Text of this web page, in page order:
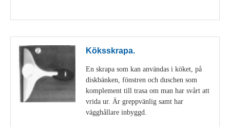
Köksskrapa.
En skrapa som kan användas i köket, på
diskbänken, fönstren och duschen som
komplement till trasa om man har svårt att
vrida ur. Är greppvänlig samt har
vägghållare inbyggd.